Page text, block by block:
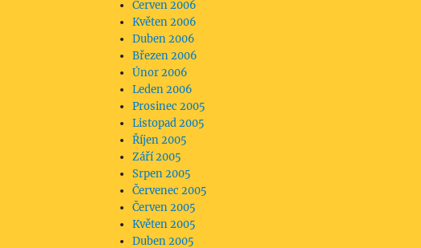
Červen 2006
Květen 2006
Duben 2006
Březen 2006
Únor 2006
Leden 2006
Prosinec 2005
Listopad 2005
Říjen 2005
Září 2005
Srpen 2005
Červenec 2005
Červen 2005
Květen 2005
Duben 2005